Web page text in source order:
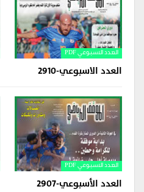
العدد الاسبوعي PDF
العدد الاسبوعي-2910
العدد الاسبوعي PDF
العدد الأسبوعي-2907